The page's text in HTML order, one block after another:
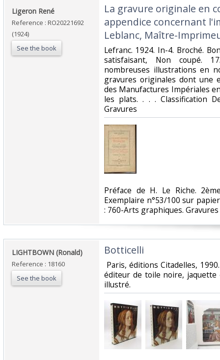
‎Ligeron René‎
Reference : RO20221692
(1924)
See the book
‎La gravure originale en
appendice concernant
Leblanc, Maître-
‎Lefranc. 1924. In-4. Broché.
satisfaisant, Non coupé.
nombreuses illustrations en
gravures originales dont une
des Manufactures Impériales
les plats. . . . Classification
Gravures‎
‎Préface de H. Le Riche.
Exemplaire n°53/100 sur
: 760-Arts graphiques. Gravures‎
‎LIGHTBOWN (Ronald)‎
Reference : 18160
See the book
‎Botticelli‎
Paris, éditions Citadelles,
éditeur de toile noire,
illustré. ‎